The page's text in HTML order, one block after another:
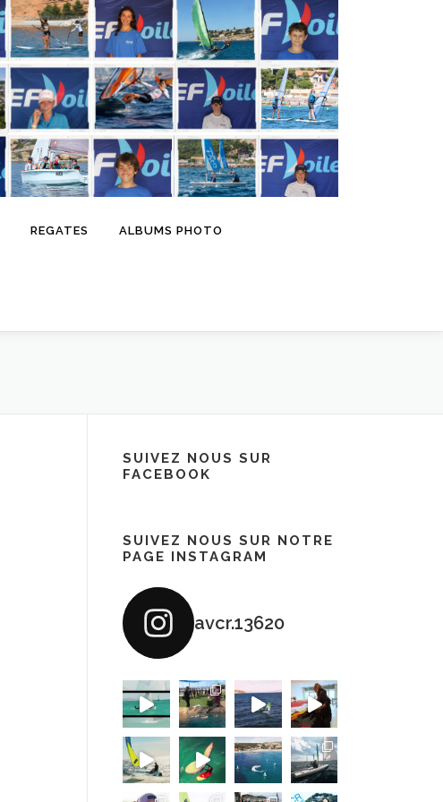
REGATES ALBUMS PHOTO
SUIVEZ NOUS SUR
FACEBOOK
SUIVEZ NOUS SUR NOTRE
PAGE INSTAGRAM
avcr.13620